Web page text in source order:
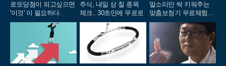
로또당첨이 되고싶으면
'이것' 이 필요하다.
주식, 내일 상 칠 종목
체크.. 30초만에 무료로
말소리만 싹 키워주는
맞춤보청기 무료체험 지
원자모집